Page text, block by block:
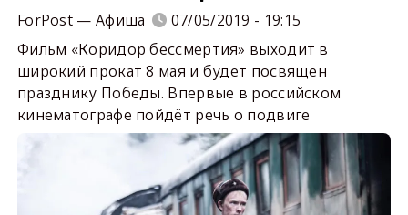
ForPost — Афиша
07/05/2019 - 19:15
Фильм «Коридор бессмертия» выходит в
широкий прокат 8 мая и будет посвящен
празднику Победы. Впервые в российском
кинематографе пойдёт речь о подвиге